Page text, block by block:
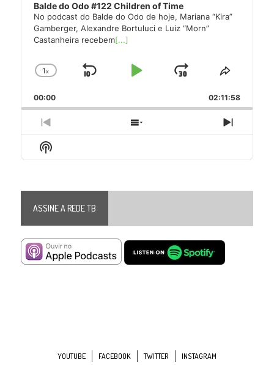
Balde do Odo #122 Children of Time
No podcast do Balde do Odo de hoje, Mariana “Kira”
Gamberger, Alexandre Bortuluci e Luiz “Morn”
Castanheira recebem[...]
Change
Rate
1x
Skip
Play
Jump
Forward
Share
Episode
00:00 02:11:58
Previous
Episode
Show
Next
Show
Podcast
ASSINE A REDE TB
YOUTUBE FACEBOOK TWITTER INSTAGRAM